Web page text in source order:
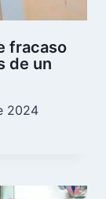
fracaso
de un
2024